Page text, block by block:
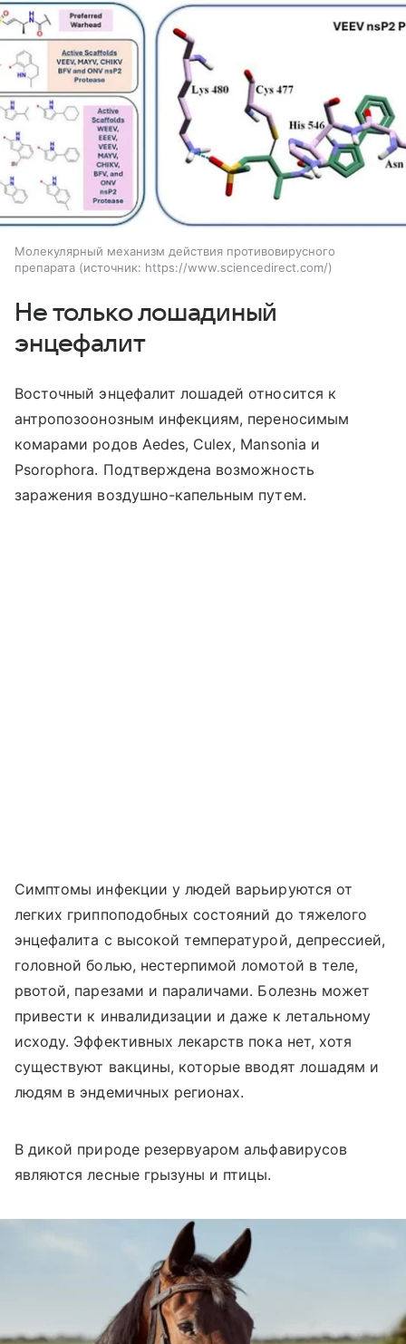
Молекулярный механизм действия противовирусного
препарата
источник: https://www.sciencedirect.com/
Не только лошадиный
энцефалит
Восточный энцефалит лошадей относится к
антропозоонозным инфекциям, переносимым
комарами родов Aedes, Culex, Mansonia и
Psorophora. Подтверждена возможность
заражения воздушно-капельным путем.
Симптомы инфекции у людей варьируются от
легких гриппоподобных состояний до тяжелого
энцефалита с высокой температурой, депрессией,
головной болью, нестерпимой ломотой в теле,
рвотой, парезами и параличами. Болезнь может
привести к инвалидизации и даже к летальному
исходу. Эффективных лекарств пока нет, хотя
существуют вакцины, которые вводят лошадям и
людям в эндемичных регионах.
В дикой природе резервуаром альфавирусов
являются лесные грызуны и птицы.